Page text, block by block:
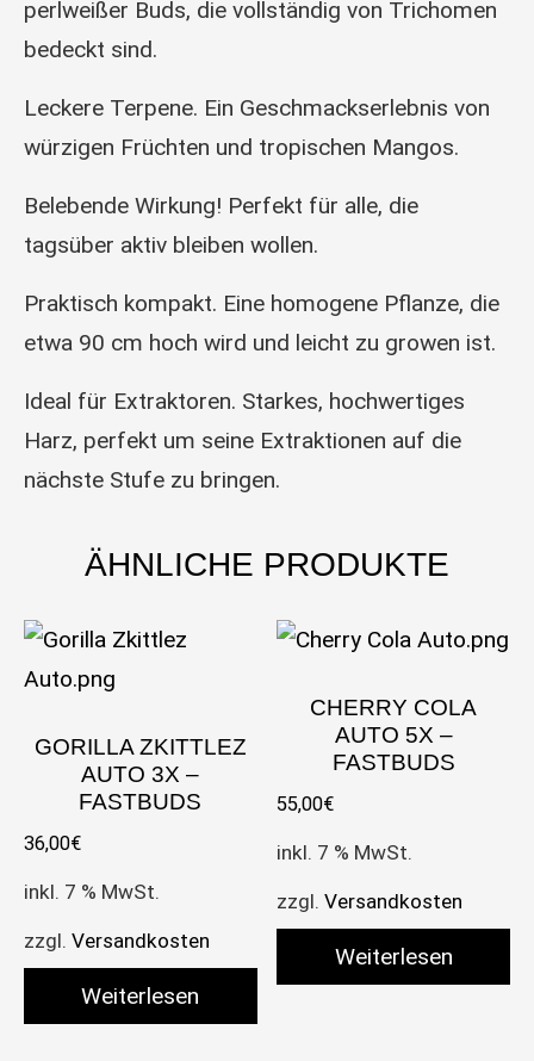
perlweißer Buds, die vollständig von Trichomen
bedeckt sind.
Leckere Terpene. Ein Geschmackserlebnis von
würzigen Früchten und tropischen Mangos.
Belebende Wirkung! Perfekt für alle, die
tagsüber aktiv bleiben wollen.
Praktisch kompakt. Eine homogene Pflanze, die
etwa 90 cm hoch wird und leicht zu growen ist.
Ideal für Extraktoren. Starkes, hochwertiges
Harz, perfekt um seine Extraktionen auf die
nächste Stufe zu bringen.
ÄHNLICHE PRODUKTE
GORILLA ZKITTLEZ
AUTO 3X –
FASTBUDS
36,00€
inkl. 7 % MwSt.
zzgl. Versandkosten
Weiterlesen
CHERRY COLA
AUTO 5X –
FASTBUDS
55,00€
inkl. 7 % MwSt.
zzgl.Versandkosten
Weiterlesen